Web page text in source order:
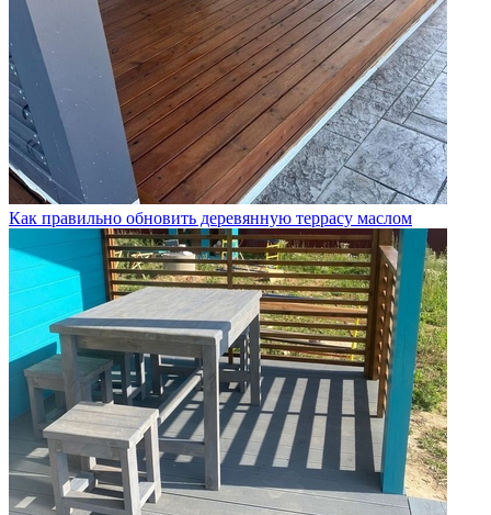
Как правильно обновить деревянную террасу маслом